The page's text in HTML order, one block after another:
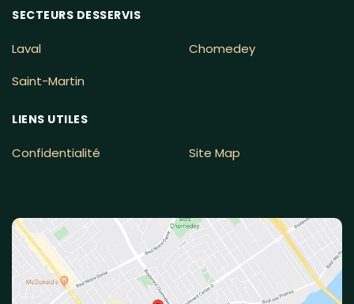
SECTEURS DESSERVIS
Laval
Chomedey
Saint-Martin
LIENS UTILES
Confidentialité Site Map